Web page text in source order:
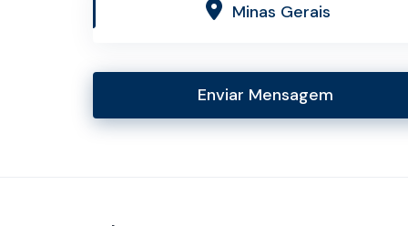
Minas Gerais
Enviar Mensagem